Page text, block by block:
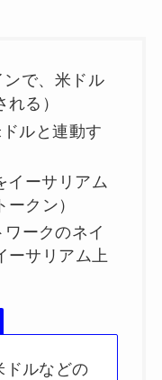
ンで、米ドル
る）
ルと連動す
イーサリアム
クン）
ークのネイ
ーサリアム上
ドルなどの